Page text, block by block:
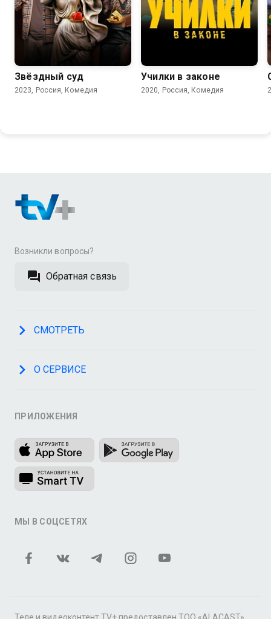
5.4
Звёздный суд
2023, Россия, Комедия
Училки в законе
2020, Россия, Комедия
Возникли вопросы?
Обратная связь
СМОТРЕТЬ
О СЕРВИСЕ
ПРИЛОЖЕНИЯ
МЫ В СОЦСЕТЯХ